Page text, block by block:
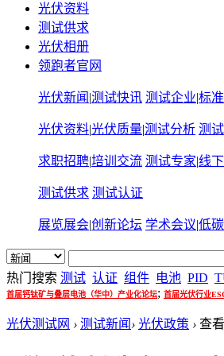
光伏资料
测试供求
光伏相册
领跑者官网
光伏新闻 |测试快讯 测试企业|标
光伏资料|光伏质量|测试分析 测
求职招聘|培训交流 测试专家|线
测试供求 测试认证
展览展会|创新论坛 学术会议|低
热门搜索 测试 认证 组件 电池 PID
首届钙钛矿与叠层电池（华中）产业化论坛; 首届光伏行业
光伏测试网 › 测试新闻 › 光伏政策 › 查